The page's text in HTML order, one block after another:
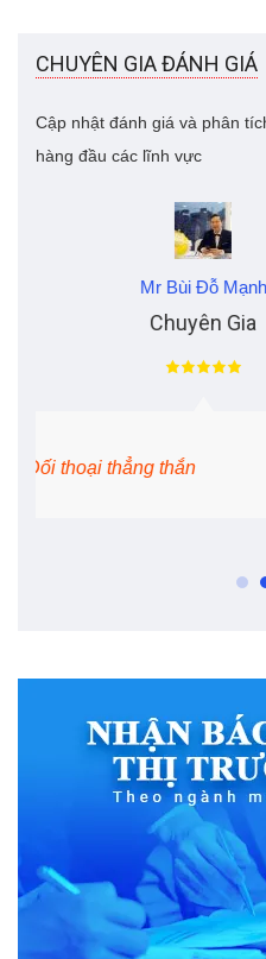
CHUYÊN GIA ĐÁNH GIÁ
Cập nhật đánh giá và phân
hàng đầu các lĩnh vực
Vấn đề con